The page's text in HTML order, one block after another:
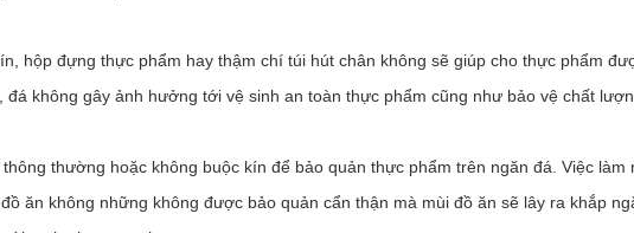
hộp đựng thực phẩm hay thậm chí túi hút chân không sẽ giúp cho thực phẩm
không gây ảnh hưởng tới vệ sinh an toàn thực phẩm cũng như bảo vệ chất
thường hoặc không buộc kín để bảo quản thực phẩm trên ngăn đá. Việc làm
ăn không những không được bảo quản cẩn thận mà mùi đồ ăn sẽ lây ra khắp